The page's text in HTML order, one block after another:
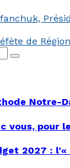
de
Notre-
vous, pour
2027 : l'«